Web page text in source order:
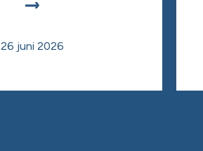
26 juni 2026